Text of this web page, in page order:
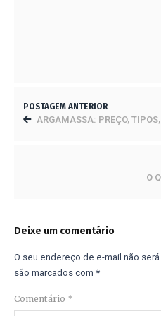
POSTAGEM ANTERIOR
ARGAMASSA: PREÇO,
O
Deixe um comentário
O seu endereço de e-mail não
são marcados com *
Comentário *